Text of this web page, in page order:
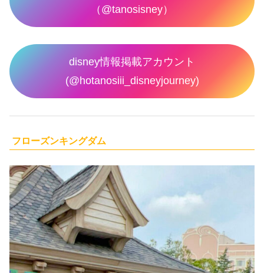
（@tanosisney）
disney情報掲載アカウント
(@hotanosiii_disneyjourney)
フローズンキングダム